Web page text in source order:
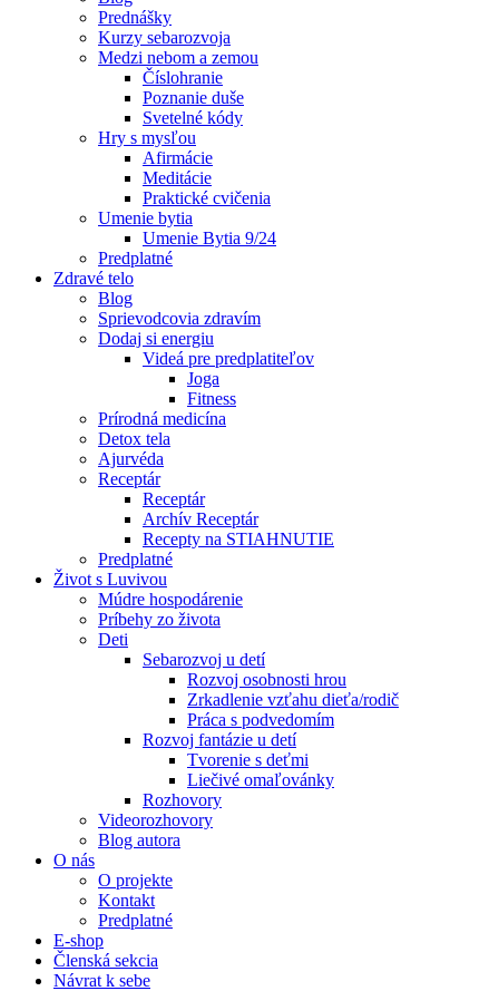
Prednášky
Kurzy sebarozvoja
Medzi nebom a zemou
Číslohranie
Poznanie duše
Svetelné kódy
Hry s mysľou
Afirmácie
Meditácie
Praktické cvičenia
Umenie bytia
Umenie Bytia 9/24
Predplatné
Zdravé telo
Blog
Sprievodcovia zdravím
Dodaj si energiu
Videá pre predplatiteľov
Joga
Fitness
Prírodná medicína
Detox tela
Ajurvéda
Receptár
Receptár
Archív Receptár
Recepty na STIAHNUTIE
Predplatné
Život s Luvivou
Múdre hospodárenie
Príbehy zo života
Deti
Sebarozvoj u detí
Rozvoj osobnosti hrou
Zrkadlenie vzťahu dieťa/rodič
Práca s podvedomím
Rozvoj fantázie u detí
Tvorenie s deťmi
Liečivé omaľovánky
Rozhovory
Videorozhovory
Blog autora
O nás
O projekte
Kontakt
Predplatné
E-shop
Členská sekcia
Návrat k sebe